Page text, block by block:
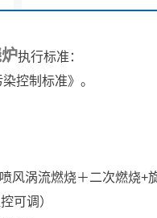
执行标准：
控制标准》。
风涡流燃烧＋二次燃烧+
可调）